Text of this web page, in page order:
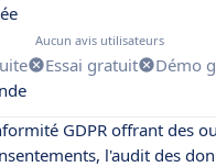
Aucun avis utilisateurs
Essai gratuit
Démo
GDPR offrant des
l'audit des